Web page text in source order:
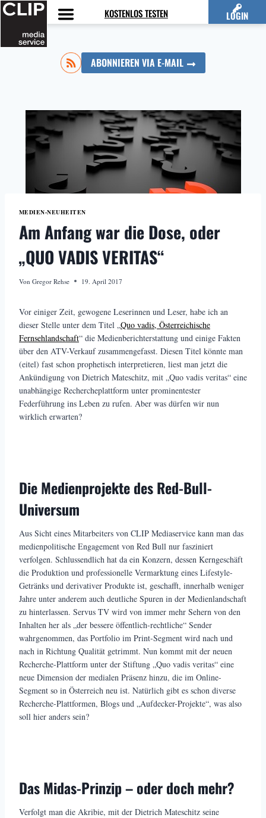
Zum
Inhalt
springen
KOSTENLOS TESTEN LOGIN
ABONNIEREN VIA E-MAIL
MEDIEN-NEUHEITEN
Am Anfang war die Dose, oder
„QUO VADIS VERITAS“
Von Gregor Rehse 19. April 2017
Vor einiger Zeit, gewogene Leserinnen und Leser, habe ich an
dieser Stelle unter dem Titel „Quo vadis, Österreichische
Fernsehlandschaft“ die Medienberichterstattung und einige Fakten
über den ATV-Verkauf zusammengefasst. Diesen Titel könnte man
(eitel) fast schon prophetisch interpretieren, liest man jetzt die
Ankündigung von Dietrich Mateschitz, mit „Quo vadis veritas“ eine
unabhängige Rechercheplattform unter prominentester
Federführung ins Leben zu rufen. Aber was dürfen wir nun
wirklich erwarten?
Die Medienprojekte des Red-Bull-
Universum
Aus Sicht eines Mitarbeiters von CLIP Mediaservice kann man das
medienpolitische Engagement von Red Bull nur fasziniert
verfolgen. Schlussendlich hat da ein Konzern, dessen Kerngeschäft
die Produktion und professionelle Vermarktung eines Lifestyle-
Getränks und derivativer Produkte ist, geschafft, innerhalb weniger
Jahre unter anderem auch deutliche Spuren in der Medienlandschaft
zu hinterlassen. Servus TV wird von immer mehr Sehern von den
Inhalten her als „der bessere öffentlich-rechtliche“ Sender
wahrgenommen, das Portfolio im Print-Segment wird nach und
nach in Richtung Qualität getrimmt. Nun kommt mit der neuen
Recherche-Plattform unter der Stiftung „Quo vadis veritas“ eine
neue Dimension der medialen Präsenz hinzu, die im Online-
Segment so in Österreich neu ist. Natürlich gibt es schon diverse
Recherche-Plattformen, Blogs und „Aufdecker-Projekte“, was also
soll hier anders sein?
Das Midas-Prinzip – oder doch mehr?
Verfolgt man die Akribie, mit der Dietrich Mateschitz seine